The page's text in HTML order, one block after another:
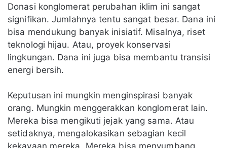
Donasi konglomerat perubahan iklim ini sangat
signifikan. Jumlahnya tentu sangat besar. Dana ini
bisa mendukung banyak inisiatif. Misalnya, riset
teknologi hijau. Atau, proyek konservasi
lingkungan. Dana ini juga bisa membantu transisi
energi bersih.
Keputusan ini mungkin menginspirasi banyak
orang. Mungkin menggerakkan konglomerat lain.
Mereka bisa mengikuti jejak yang sama. Atau
setidaknya, mengalokasikan sebagian kecil